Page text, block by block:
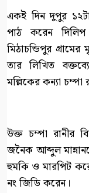
একই দিন দুপুর
পাঠ করেন
মিঠাচন্ডিপুর
তার লিখিত
মল্লিকের কন্যা চম্পা
উক্ত চম্পা রানীর
জনৈক আব্দুল
হুমকি ও মারপিট
নং জিডি করেন।